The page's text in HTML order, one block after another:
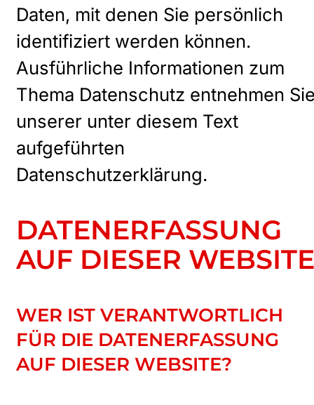
Daten, mit denen Sie persönlich
identifiziert werden können.
Ausführliche Informationen zum
Thema Datenschutz entnehmen
unserer unter diesem Text
aufgeführten
Datenschutzerklärung.
DATENERFASSUNG
AUF DIESER WEBSITE
WER IST VERANTWORTLICH
FÜR DIE DATENERFASSUNG
AUF DIESER WEBSITE?